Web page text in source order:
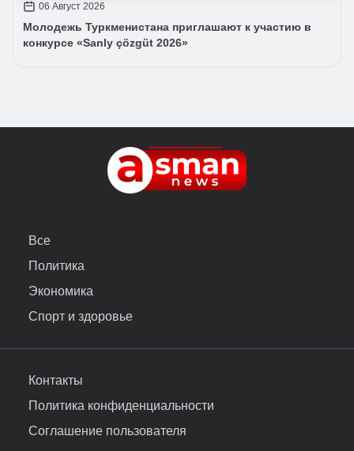
06 Август 2026
Молодежь Туркменистана приглашают к участию в
конкурсе «Sanly çözgüt 2026»
Все
Политика
Экономика
Спорт и здоровье
Контакты
Политика конфиденциальности
Соглашение пользователя